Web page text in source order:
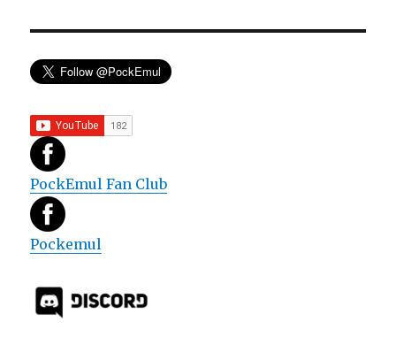
PockEmul Fan Club
Pockemul